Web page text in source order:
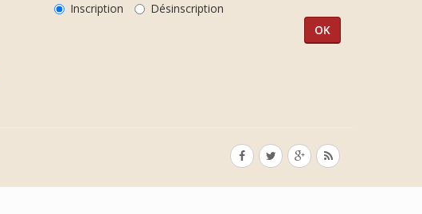
Inscription Désinscription